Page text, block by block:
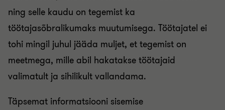
ning selle kaudu on tegemist ka
töötajasõbralikumaks muutumisega. Töötajatel ei
tohi mingil juhul jääda muljet, et tegemist on
meetmega, mille abil hakatakse töötajaid
valimatult ja sihilikult vallandama.
Täpsemat informatsiooni sisemise